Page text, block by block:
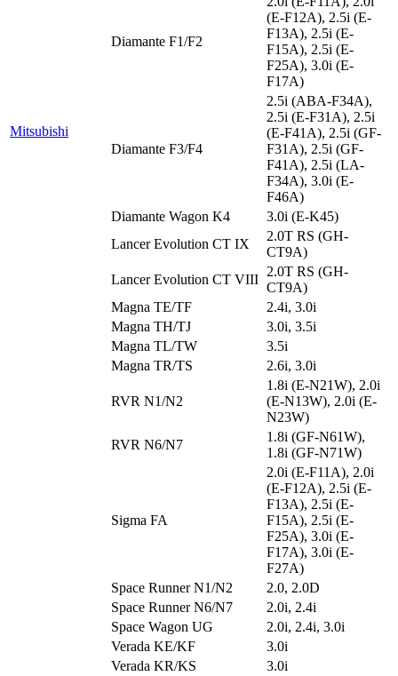
Mitsubishi
Diamante F1/F2
(E-F12A), 2.5i (E-
F13A), 2.5i (E-
F15A), 2.5i (E-
F25A), 3.0i (E-
F17A)
Diamante F3/F4
2.5i (ABA-F34A),
2.5i (E-F31A), 2.5i
(E-F41A), 2.5i (GF-
F31A), 2.5i (GF-
F41A), 2.5i (LA-
F34A), 3.0i (E-
F46A)
Diamante Wagon K4
3.0i (E-K45)
Lancer Evolution CT IX
2.0T RS (GH-
CT9A)
Lancer Evolution CT VIII
2.0T RS (GH-
CT9A)
Magna TE/TF
2.4i, 3.0i
Magna TH/TJ
3.0i, 3.5i
Magna TL/TW
3.5i
Magna TR/TS
2.6i, 3.0i
RVR N1/N2
1.8i (E-N21W), 2.0i
(E-N13W), 2.0i (E-
N23W)
RVR N6/N7
1.8i (GF-N61W),
1.8i (GF-N71W)
Sigma FA
2.0i (E-F11A), 2.0i
(E-F12A), 2.5i (E-
F13A), 2.5i (E-
F15A), 2.5i (E-
F25A), 3.0i (E-
F17A), 3.0i (E-
F27A)
Space Runner N1/N2
2.0, 2.0D
Space Runner N6/N7
2.0i, 2.4i
Space Wagon UG
2.0i, 2.4i, 3.0i
Verada KE/KF
3.0i
Verada KR/KS
3.0i